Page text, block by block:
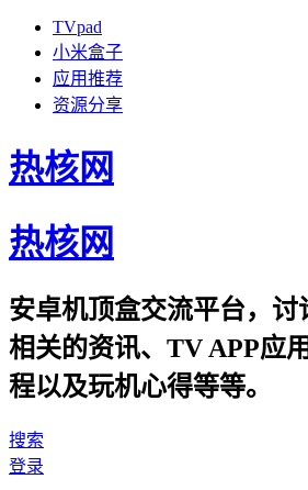
TVpad
小米盒子
应用推荐
资源分享
热核网
热核网
安卓机顶盒交流平台，讨
相关的资讯、TV APP应
程以及玩机心得等等。
搜索
登录